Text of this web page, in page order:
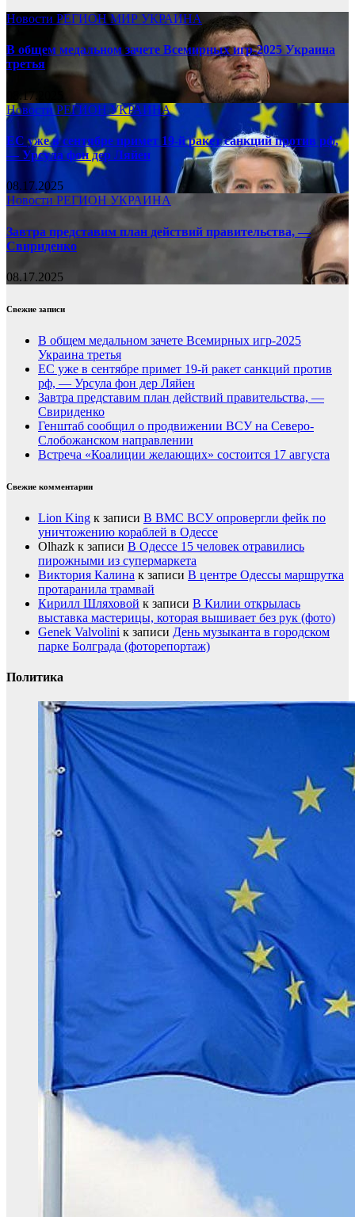
Новости РЕГИОНМИР УКРАИНА
В общем медальном зачете Всемирных игр-2025 Украина
третья
08.17.2025
НовостиРЕГИОНУКРАИНА
ЕС уже в сентябре примет 19-й ракет санкций против рф,
— Урсула фон дер Ляйен
08.17.2025
Новости РЕГИОН УКРАИНА
Завтра представим план действий правительства, —
Свириденко
08.17.2025
Свежие записи
В общем медальном зачете Всемирных игр-2025
Украина третья
ЕС уже в сентябре примет 19-й ракет санкций против
рф, — Урсула фон дер Ляйен
Завтра представим план действий правительства, —
Свириденко
Генштаб сообщил о продвижении ВСУ на Северо-
Слобожанском направлении
Встреча «Коалиции желающих» состоится 17 августа
Свежие комментарии
Lion King к записи В ВМС ВСУ опровергли фейк по
уничтожению кораблей в Одессе
Olhazk к записи В Одессе 15 человек отравились
пирожными из супермаркета
Виктория Калина к записи В центре Одессы маршрутка
протаранила трамвай
Кирилл Шляховой к записи В Килии открылась
выставка мастерицы, которая вышивает без рук (фото)
Genek Valvolini к записи День музыканта в городском
парке Болграда (фоторепортаж)
Политика